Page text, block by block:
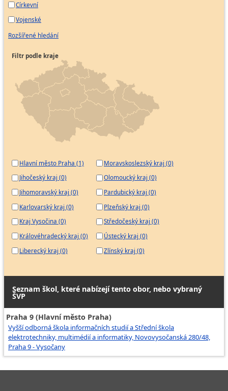
Církevní
Vojenské
Rozšířené hledání
Filtr podle kraje
Hlavní město Praha (1)
Jihočeský kraj (0)
Jihomoravský kraj (0)
Karlovarský kraj (0)
Kraj Vysočina (0)
Královéhradecký kraj (0)
Liberecký kraj (0)
Moravskoslezský kraj (0)
Olomoucký kraj (0)
Pardubický kraj (0)
Plzeňský kraj (0)
Středočeský kraj (0)
Ústecký kraj (0)
Zlínský kraj (0)
Seznam škol, které nabízejí tento obor, nebo vybraný
ŠVP
Praha 9 (Hlavní město Praha)
Vyšší odborná škola informačních studií a Střední škola
elektrotechniky, multimédií a informatiky, Novovysočanská 280/48,
Praha 9 - Vysočany